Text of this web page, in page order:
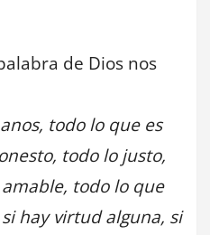
de Dios nos
todo lo que es
todo lo justo,
todo lo que
hay virtud alguna, si